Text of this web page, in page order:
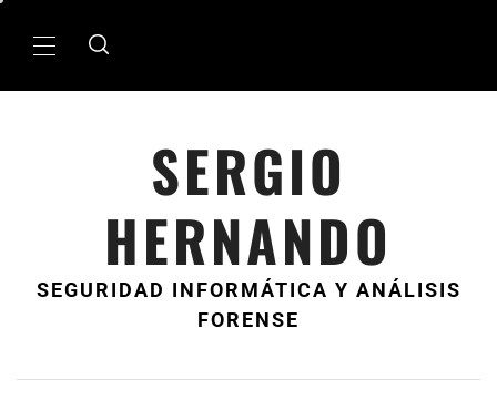
MenÃº
SERGIO
HERNANDO
SEGURIDAD INFORMÁTICA Y ANÁLISIS
FORENSE